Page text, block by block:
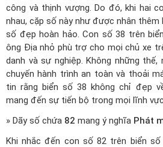
công và thịnh vượng. Do đó, khi hai
nhau, cặp số này như được nhân
số đẹp hoàn hảo. Con số 38 trên
ông Địa nhỏ phù trợ cho mọi chủ xe
danh và sự nghiệp. Không những
chuyến hành trình an toàn và thoải
tin rằng biển số 38 không chỉ đẹp
mang đến sự tiến bộ trong mọi lĩnh
» Dãy số chứa 82 mang ý nghĩa Phát
Khi nhắc đến con số 82 trên biển